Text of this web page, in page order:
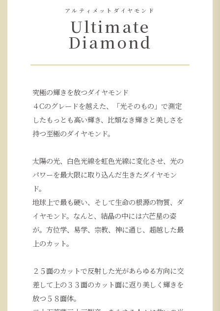
アルティメットダイヤモンド
Ultimate
Diamond
究極の輝きを放つダイヤモンド
４Cのグレードを越えた、「光そのもの」で測定
したもっとも高い輝き、比類なき輝きと美しさを
持つ至極のダイヤモンド。
太陽の光、白色光線を虹色光線に変化させ、光の
パワーを最大限に取り込んだ生きたダイヤモン
ド。
地球上で最も硬い、そして生命の根源の物質、ダ
イヤモンド。なんと、結晶の中には六芒星の姿
が。方位学、易学、宗教、神に通じ、超越した最
上のカット。
２５面のカットで反射した光があらゆる方向に交
差して上の３３面のカット面に返り美しく輝きを
放つ５８面体。